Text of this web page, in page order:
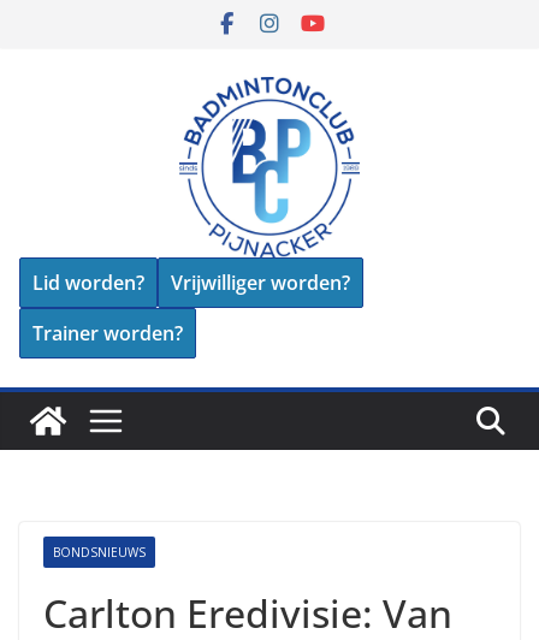
Lid worden?
Vrijwilliger worden?
Trainer worden?
BONDSNIEUWS
Carlton Eredivisie: Van